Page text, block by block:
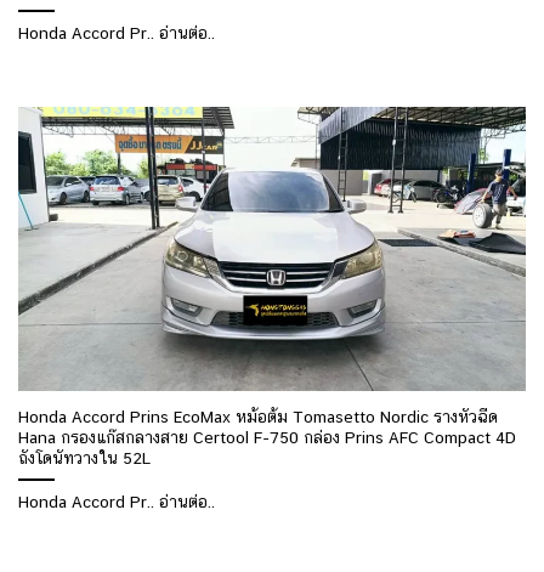
Honda Accord Pr.. อ่านต่อ..
Honda Accord Prins EcoMax หม้อต้ม Tomasetto Nordic รางหัวฉีด
Hana กรองแก๊สกลางสาย Certool F-750 กล่อง Prins AFC Compact 4D
ถังโดนัทวางใน 52L
Honda Accord Pr.. อ่านต่อ..